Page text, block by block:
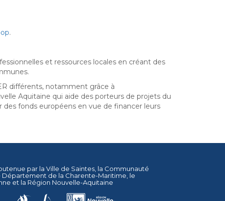
.
et ressources locales en créant des
différents, notamment grâce à
Aquitaine qui aide des porteurs de projets du
fonds européens en vue de financer leurs
par la Ville de Saintes , la Communauté
Département de la Charente-Maritime , le
et la Région Nouvelle-Aquitaine